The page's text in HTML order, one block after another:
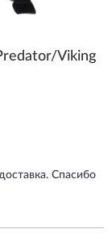
Viking
Спасибо